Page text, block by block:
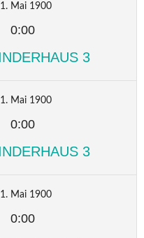
Mai 1900
0:00
3
Mai 1900
0:00
3
Mai 1900
0:00